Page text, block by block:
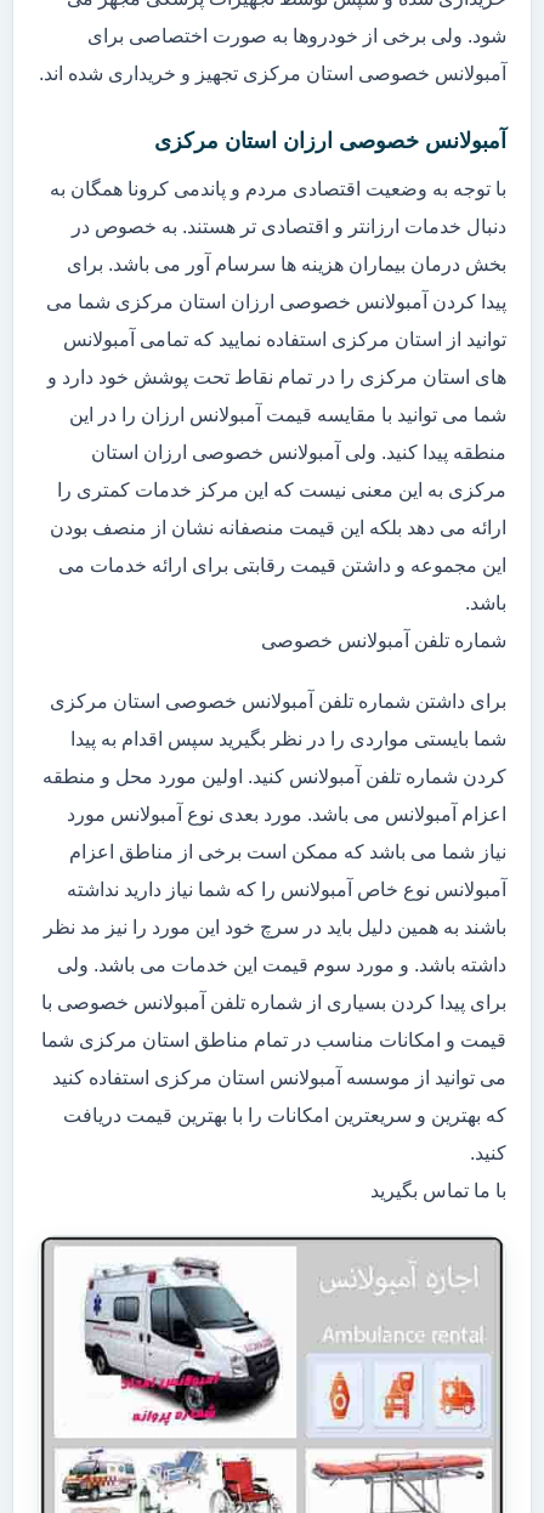
شود. ولی برخی از خودروها به صورت اختصاصی برای
آمبولانس خصوصی استان مرکزی تجهیز و خریداری شده اند.
آمبولانس خصوصی ارزان استان مرکزی
با توجه به وضعیت اقتصادی مردم و پاندمی کرونا همگان به
دنبال خدمات ارزانتر و اقتصادی تر هستند. به خصوص در
بخش درمان بیماران هزینه ها سرسام آور می باشد. برای
پیدا کردن آمبولانس خصوصی ارزان استان مرکزی شما می
توانید از استان مرکزی استفاده نمایید که تمامی آمبولانس
های استان مرکزی را در تمام نقاط تحت پوشش خود دارد و
شما می توانید با مقایسه قیمت آمبولانس ارزان را در این
منطقه پیدا کنید. ولی آمبولانس خصوصی ارزان استان
مرکزی به این معنی نیست که این مرکز خدمات کمتری را
ارائه می دهد بلکه این قیمت منصفانه نشان از منصف بودن
این مجموعه و داشتن قیمت رقابتی برای ارائه خدمات می
باشد.
شماره تلفن آمبولانس خصوصی
برای داشتن شماره تلفن آمبولانس خصوصی استان مرکزی
شما بایستی مواردی را در نظر بگیرید سپس اقدام به پیدا
کردن شماره تلفن آمبولانس کنید. اولین مورد محل و منطقه
اعزام آمبولانس می باشد. مورد بعدی نوع آمبولانس مورد
نیاز شما می باشد که ممکن است برخی از مناطق اعزام
آمبولانس نوع خاص آمبولانس را که شما نیاز دارید نداشته
باشند به همین دلیل باید در سرچ خود این مورد را نیز مد نظر
داشته باشد. و مورد سوم قیمت این خدمات می باشد. ولی
برای پیدا کردن بسیاری از شماره تلفن آمبولانس خصوصی با
قیمت و امکانات مناسب در تمام مناطق استان مرکزی شما
می توانید از موسسه آمبولانس استان مرکزی استفاده کنید
که بهترین و سریعترین امکانات را با بهترین قیمت دریافت
کنید.
با ما تماس بگیرید